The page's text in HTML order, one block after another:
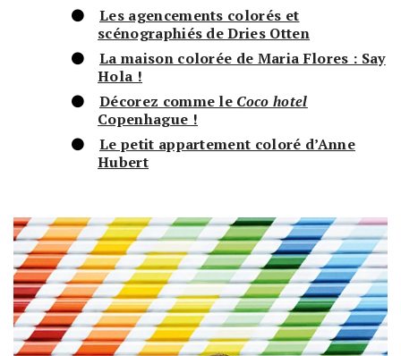
Les agencements colorés et
scénographiés de Dries Otten
La maison colorée de Maria Flores : Say
Hola !
Décorez comme le Coco hotel
Copenhague !
Le petit appartement coloré d’Anne
Hubert